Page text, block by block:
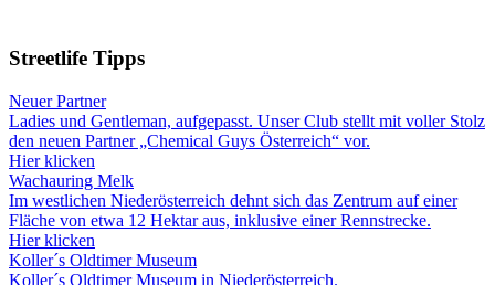
Streetlife Tipps
Neuer Partner
Ladies und Gentleman, aufgepasst. Unser Club stellt mit voller Stolz
den neuen Partner „Chemical Guys Österreich“ vor.
Hier klicken
Wachauring Melk
Im westlichen Niederösterreich dehnt sich das Zentrum auf einer
Fläche von etwa 12 Hektar aus, inklusive einer Rennstrecke.
Hier klicken
Koller´s Oldtimer Museum
Koller´s Oldtimer Museum in Niederösterreich.